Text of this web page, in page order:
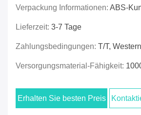
Verpackung Informationen: ABS-
Lieferzeit: 3-7 Tage
Zahlungsbedingungen: T/T,
Versorgungsmaterial-Fähigkeit:
Erhalten Sie besten Preis